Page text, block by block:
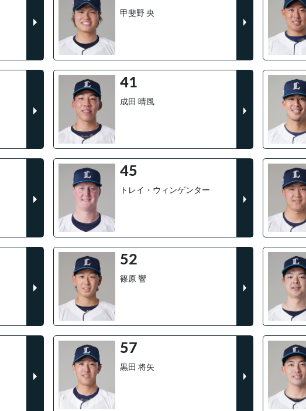
甲斐野 央
41
成田 晴風
45
トレイ・ウィンゲンター
52
篠原 響
57
黒田 将矢